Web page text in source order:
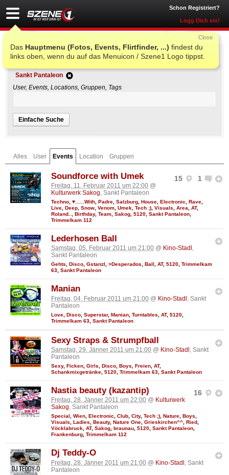
Schon Registriert?
Logg Dich ein!
Das Hauptmenu (Fotos, Events, Flirtfinder, ...) findest du
links oben, wenn du auf das Menuicon / Szene1 Logo tippst.
Close
Einfache Suche
Sankt Pantaleon
User, Events, Locations, Gruppen, Tags
Einfache Suche
Alles User Events Location Gruppen
15 1
Soundforce with Umek
Freitag, 11. Februar 2011 um 22:00 @
Kulturwerk Sakog, Sankt Pantaleon
Techno ♥......With Padre Salzburg House Electronic Rave
Live Deep Snow Venom Umek Tech ;) Visuals Area AT,
Roland..
Birthday, Team Sakog 5120 Sankt Pantaleon
Trimmelkam 112
Lederhosen Ball
Samstag, 05. Februar 2011 um 21:00 @ Kino-Stadl ,
Sankt Pantaleon
Gehts, Disco, Gstanzl, >Desperados, Ball, AT, 5120, Trimmelkam
63, Sankt Pantaleon
Manian
Freitag, 04. Februar 2011 um 21:00 @ Kino-Stadl , Sankt
Pantaleon
Love Disco Superstar, Manian Turntables AT, 5120
Trimmelkam 63 Sankt Pantaleon
Sexy Straps & Strumpfball
Samstag, 29. Jänner 2011 um 21:00 @ Kino-Stadl , Sankt
Pantaleon
Sexy, Ficken Girls Disco Boys Freien AT,
Schankmixgetränke 5120 Trimmelkam 63 Sankt Pantaleon
16
Nastia beauty (kazantip)
Freitag, 28. Jänner 2011 um 22:00 @ Kulturwerk
Sakog, Sankt Pantaleon
Special, Wien, Electronic, Club, City, Tech ;), Nature, Boys,
Visuals, Ladies, Beauty, Nature One, Grieskirchen^^, Ried,
Vöcklabruck, AT, Sakog, braunau, 5120, Sankt Pantaleon,
Frankenburg, Trimmelkam 112
Dj Teddy-O
Freitag, 28. Jänner 2011 um 21:00 @ Kino-Stadl , Sankt
Pantaleon